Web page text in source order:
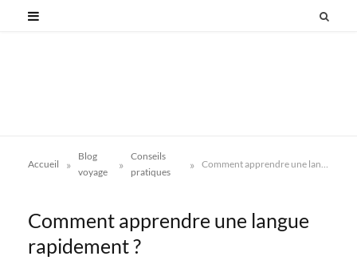
Accueil »
Blog
voyage
»
Conseils
pratiques
» Comment apprendre une langue rapidement ?
Comment apprendre une langue
rapidement ?